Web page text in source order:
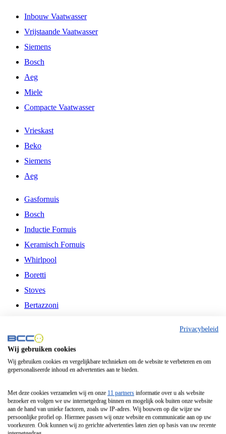
Inbouw Vaatwasser
Vrijstaande Vaatwasser
Siemens
Bosch
Aeg
Miele
Compacte Vaatwasser
Vrieskast
Beko
Siemens
Aeg
Gasfornuis
Bosch
Inductie Fornuis
Keramisch Fornuis
Whirlpool
Boretti
Stoves
Bertazzoni
Fitelli
Airfryer
Frituurpan
Contactgrill
Broodbakmachine
Broodrooster
Privacybeleid
Wij gebruiken cookies
Wij gebruiken cookies en vergelijkbare technieken om de website te verbeteren en om
gepersonaliseerde inhoud en advertenties aan te bieden.
Met deze cookies verzamelen wij en onze 11 partners informatie over u als website
bezoeker en volgen we uw internetgedrag binnen en mogelijk ook buiten onze website
aan de hand van unieke factoren, zoals uw IP-adres. Wij bouwen op die wijze uw
persoonlijke profiel op. Hiermee passen wij onze website en communicatie aan op uw
voorkeuren. Ook kunnen wij zo gerichte advertenties laten zien op basis van uw recente